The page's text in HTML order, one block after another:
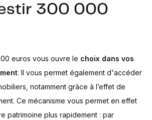
300 000
euros vous ouvre le choix dans vos
. Il vous permet également d'accéder
notamment grâce à l’effet de
Ce mécanisme vous permet en effet
patrimoine plus rapidement : par